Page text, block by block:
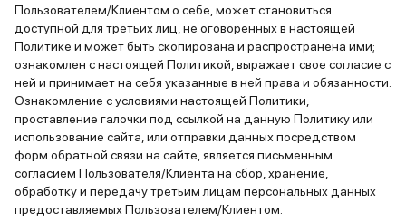
Пользователем/Клиентом о себе, может становиться
доступной для третьих лиц, не оговоренных в настоящей
Политике и может быть скопирована и распространена ими;
ознакомлен с настоящей Политикой, выражает свое согласие с
ней и принимает на себя указанные в ней права и обязанности.
Ознакомление с условиями настоящей Политики,
проставление галочки под ссылкой на данную Политику или
использование сайта, или отправки данных посредством
форм обратной связи на сайте, является письменным
согласием Пользователя/Клиента на сбор, хранение,
обработку и передачу третьим лицам персональных данных
предоставляемых Пользователем/Клиентом.